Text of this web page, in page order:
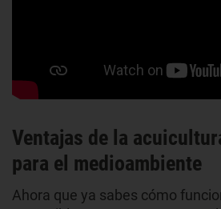
Ventajas de la
para el medioambiente
Ahora que ya sabes cómo